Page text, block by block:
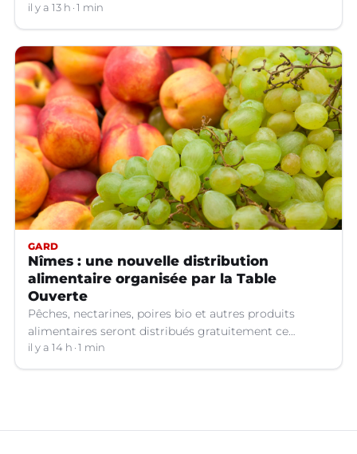
il y a 13 h 1 min
GARD
Nîmes : une nouvelle distribution
alimentaire organisée par la Table
Ouverte
Pêches, nectarines, poires bio et autres produits
alimentaires seront distribués gratuitement ce
vendredi 7 août par les bénévoles de la Table Ouverte
à Nîmes (Gard).
il y a 14 h 1 min